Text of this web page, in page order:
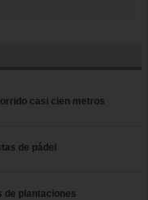
casi cien metros
de pádel
de plantaciones